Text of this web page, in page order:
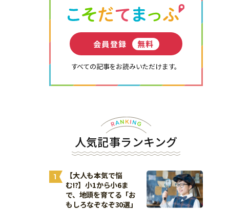
会員登録 無料
すべての記事をお読みいただけます。
人気記事ランキング
1
【大人も本気で悩
む!?】小1から小6ま
で、地頭を育てる「お
もしろなぞなぞ30選」